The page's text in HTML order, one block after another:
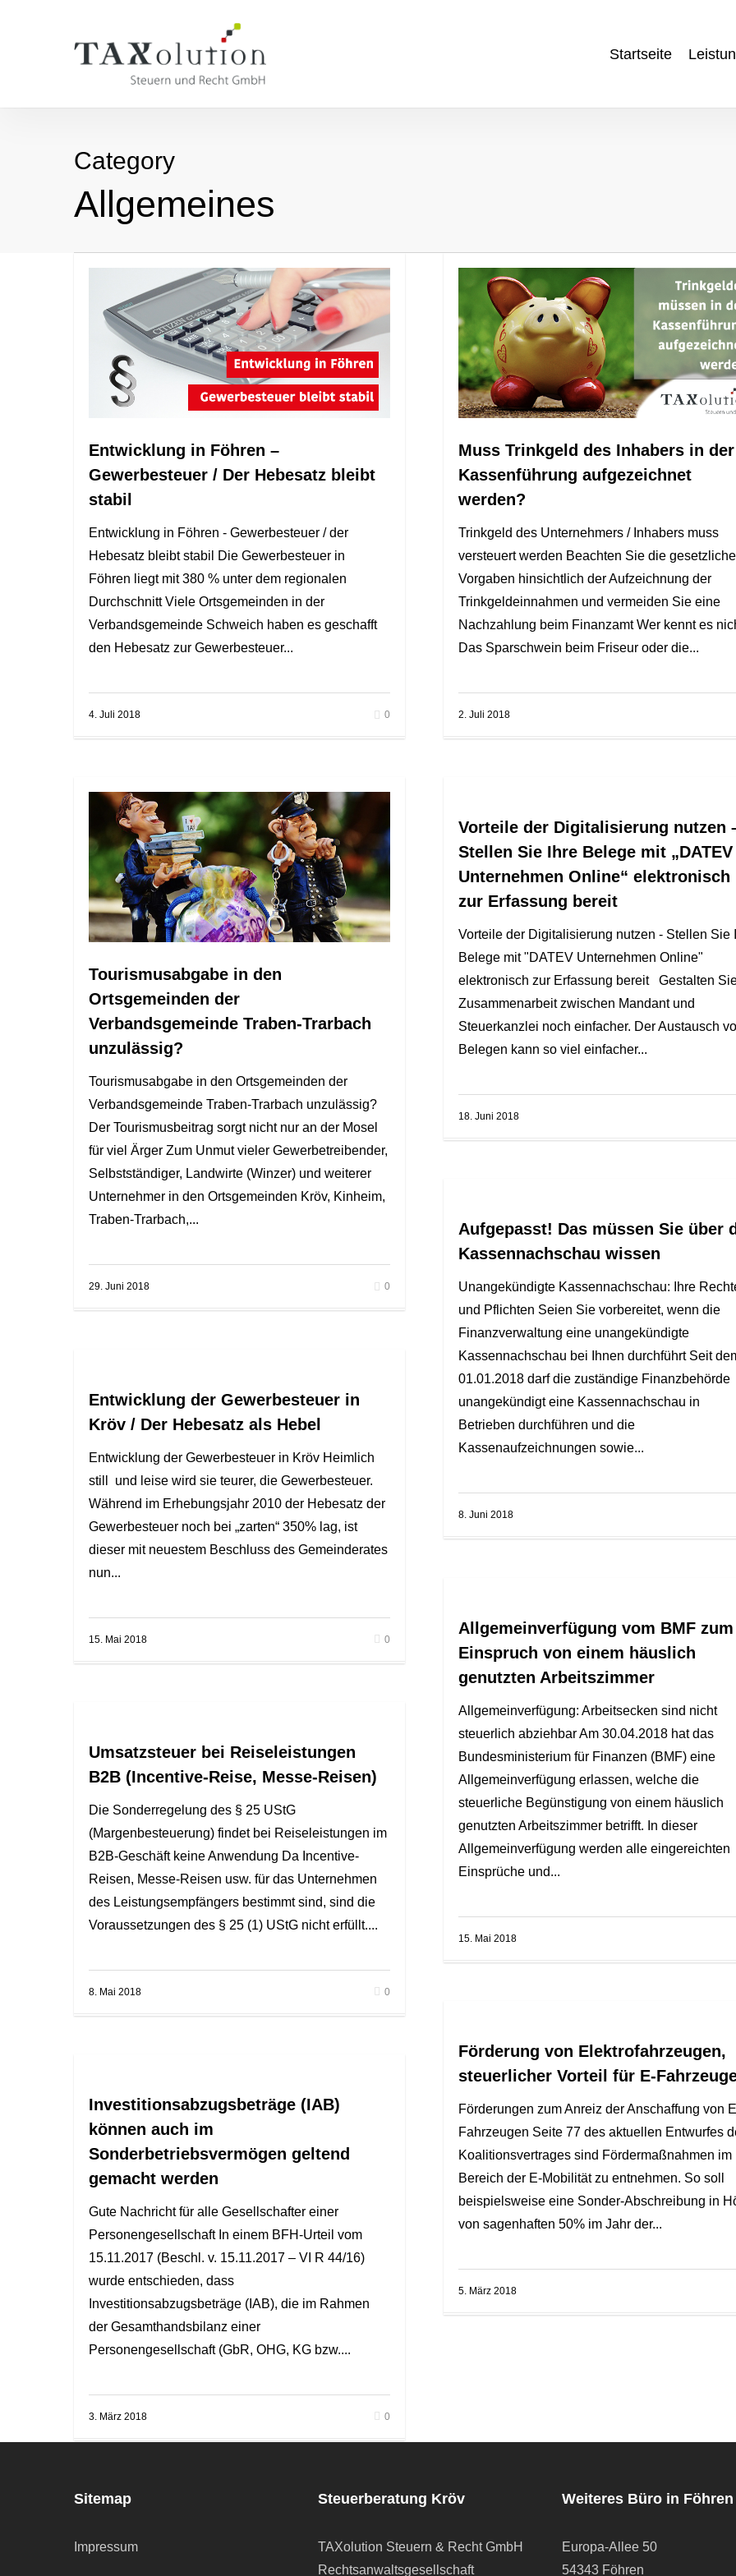
Startseite
Category
Allgemeines
Entwicklung in Föhren –
Gewerbesteuer / Der Hebesatz bleibt
stabil
Entwicklung in Föhren - Gewerbesteuer / der
Hebesatz bleibt stabil Die Gewerbesteuer in
Föhren liegt mit 380 % unter dem regionalen
Durchschnitt Viele Ortsgemeinden in der
Verbandsgemeinde Schweich haben es geschafft
den Hebesatz zur Gewerbesteuer...
4. Juli 2018 0
Muss Trinkgeld des Inhabers in der
Kassenführung aufgezeichnet
werden?
Trinkgeld des Unternehmers / Inhabers muss
versteuert werden Beachten Sie die
Vorgaben hinsichtlich der Aufzeichnung der
Trinkgeldeinnahmen und vermeiden Sie eine
Nachzahlung beim Finanzamt Wer kennt es
Das Sparschwein beim Friseur oder die...
2. Juli 2018
Tourismusabgabe in den
Ortsgemeinden der
Verbandsgemeinde Traben-Trarbach
unzulässig?
Tourismusabgabe in den Ortsgemeinden der
Verbandsgemeinde Traben-Trarbach unzulässig?
Der Tourismusbeitrag sorgt nicht nur an der Mosel
für viel Ärger Zum Unmut vieler Gewerbetreibender,
Selbstständiger, Landwirte (Winzer) und weiterer
Unternehmer in den Ortsgemeinden Kröv, Kinheim,
Traben-Trarbach,...
29. Juni 2018 0
Vorteile der Digitalisierung nutzen
Stellen Sie Ihre Belege mit „DATEV
Unternehmen Online“ elektronisch
zur Erfassung bereit
Vorteile der Digitalisierung nutzen - Stellen Sie
Belege mit "DATEV Unternehmen Online"
elektronisch zur Erfassung bereit Gestalten
Zusammenarbeit zwischen Mandant und
Steuerkanzlei noch einfacher. Der Austausch
Belegen kann so viel einfacher...
18. Juni 2018
Aufgepasst! Das müssen Sie über
Kassennachschau wissen
Unangekündigte Kassennachschau: Ihre
und Pflichten Seien Sie vorbereitet, wenn die
Finanzverwaltung eine unangekündigte
Kassennachschau bei Ihnen durchführt Seit
01.01.2018 darf die zuständige Finanzbehörde
unangekündigt eine Kassennachschau in
Betrieben durchführen und die
Kassenaufzeichnungen sowie...
8. Juni 2018
Entwicklung der Gewerbesteuer in
Kröv / Der Hebesatz als Hebel
Entwicklung der Gewerbesteuer in Kröv Heimlich
still und leise wird sie teurer, die Gewerbesteuer.
Während im Erhebungsjahr 2010 der Hebesatz der
Gewerbesteuer noch bei „zarten“ 350% lag, ist
dieser mit neuestem Beschluss des Gemeinderates
nun...
15. Mai 2018 0
Allgemeinverfügung vom BMF zum
Einspruch von einem häuslich
genutzten Arbeitszimmer
Allgemeinverfügung: Arbeitsecken sind nicht
steuerlich abziehbar Am 30.04.2018 hat das
Bundesministerium für Finanzen (BMF) eine
Allgemeinverfügung erlassen, welche die
steuerliche Begünstigung von einem häuslich
genutzten Arbeitszimmer betrifft. In dieser
Allgemeinverfügung werden alle eingereichten
Einsprüche und...
15. Mai 2018
Umsatzsteuer bei Reiseleistungen
B2B (Incentive-Reise, Messe-Reisen)
Die Sonderregelung des § 25 UStG
(Margenbesteuerung) findet bei Reiseleistungen im
B2B-Geschäft keine Anwendung Da Incentive-
Reisen, Messe-Reisen usw. für das Unternehmen
des Leistungsempfängers bestimmt sind, sind die
Voraussetzungen des § 25 (1) UStG nicht erfüllt....
8. Mai 2018 0
Förderung von Elektrofahrzeugen,
steuerlicher Vorteil für E-
Förderungen zum Anreiz der Anschaffung von
Fahrzeugen Seite 77 des aktuellen Entwurfes
Koalitionsvertrages sind Fördermaßnahmen im
Bereich der E-Mobilität zu entnehmen. So soll
beispielsweise eine Sonder-Abschreibung in
von sagenhaften 50% im Jahr der...
5. März 2018
Investitionsabzugsbeträge (IAB)
können auch im
Sonderbetriebsvermögen geltend
gemacht werden
Gute Nachricht für alle Gesellschafter einer
Personengesellschaft In einem BFH-Urteil vom
15.11.2017 (Beschl. v. 15.11.2017 – VI R 44/16)
wurde entschieden, dass
Investitionsabzugsbeträge (IAB), die im Rahmen
der Gesamthandsbilanz einer
Personengesellschaft (GbR, OHG, KG bzw....
3. März 2018 0
Sitemap
Impressum
Steuerberatung Kröv
TAXolution Steuern & Recht GmbH
Rechtsanwaltsgesellschaft
Weiteres Büro in Föhren
Europa-Allee 50
54343 Föhren